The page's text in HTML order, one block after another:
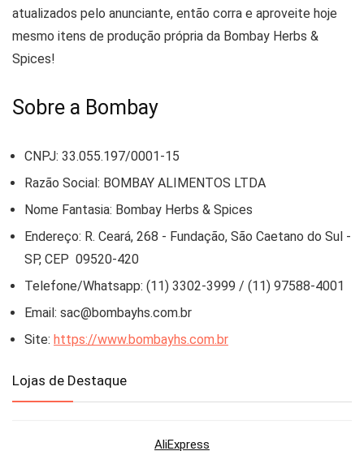
atualizados pelo anunciante, então corra e aproveite hoje
mesmo itens de produção própria da Bombay Herbs &
Spices!
Sobre a Bombay
CNPJ: 33.055.197/0001-15
Razão Social: BOMBAY ALIMENTOS LTDA
Nome Fantasia: Bombay Herbs & Spices
Endereço: R. Ceará, 268 - Fundação, São Caetano do Sul -
SP, CEP 09520-420
Telefone/Whatsapp: (11) 3302-3999 / (11) 97588-4001
Email: sac@bombayhs.com.br
Site: https://www.bombayhs.com.br
Lojas de Destaque
AliExpress